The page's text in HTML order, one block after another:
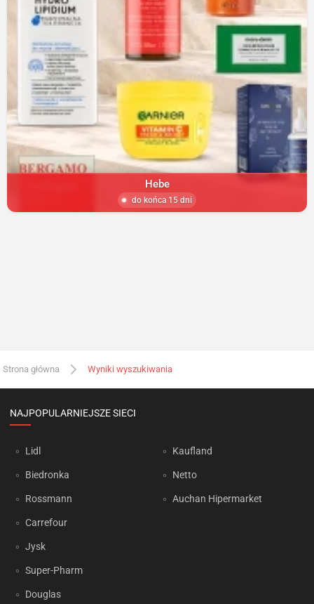
Hebe
do końca 15 dni
Strona główna Wyniki wyszukiwania
NAJPOPULARNIEJSZE SIECI
Lidl
Biedronka
Rossmann
Carrefour
Jysk
Super-Pharm
Douglas
Kaufland
Netto
Auchan Hipermarket